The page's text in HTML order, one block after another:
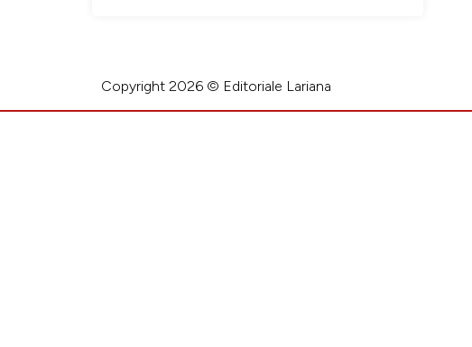
Copyright 2026 © Editoriale Lariana